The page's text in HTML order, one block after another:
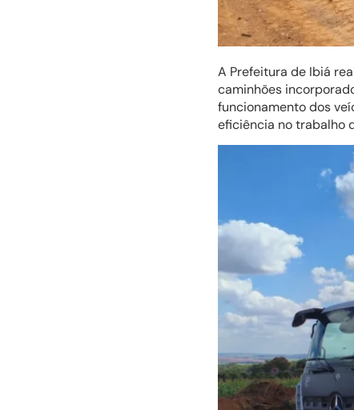
A Prefeitura de Ibiá
caminhões
funcionamento dos
eficiência no trabalho